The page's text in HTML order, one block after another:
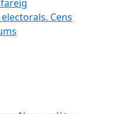
Cens